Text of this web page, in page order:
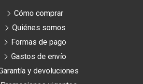
Cómo comprar
Quiénes somos
Formas de pago
Gastos de envío
y devoluciones